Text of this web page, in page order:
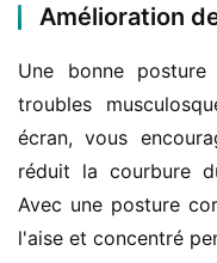
Amélioration
Une bonne
troubles
écran, vous
réduit la courbure
Avec une posture
l'aise et concentré